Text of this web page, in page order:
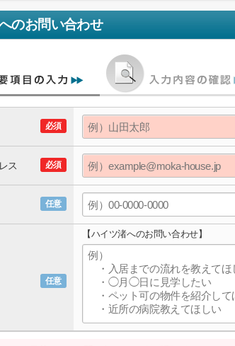
のお問い合わせ
必須
必須
ス
任意
任意
【ハイツ渚へのお問い合わせ】